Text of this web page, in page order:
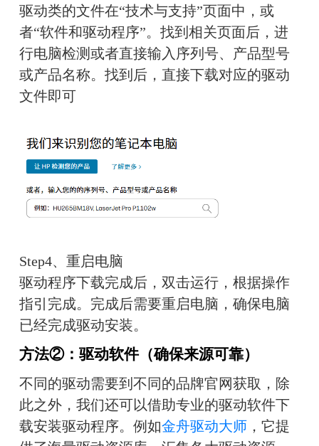
驱动类的文件在“技术与支持”页面中，或
者“软件和驱动程序”。找到相关页面后，进
行电脑检测或者直接输入序列号、产品型号
或产品名称。找到后，直接下载对应的驱动
文件即可
Step4、重启电脑
驱动程序下载完成后，双击运行，根据操作
指引完成。完成后需要重启电脑，确保电脑
已经完成驱动安装。
方法②：驱动软件（确保来源可靠）
不同的驱动需要到不同的品牌官网获取，除
此之外，我们还可以借助专业的驱动软件下
载安装驱动程序。例如金舟驱动大师，它提